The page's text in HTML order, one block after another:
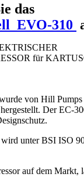
das
EVO-310
für
von Hill
Der EC-
wird unter BSI ISO
auf dem Markt,